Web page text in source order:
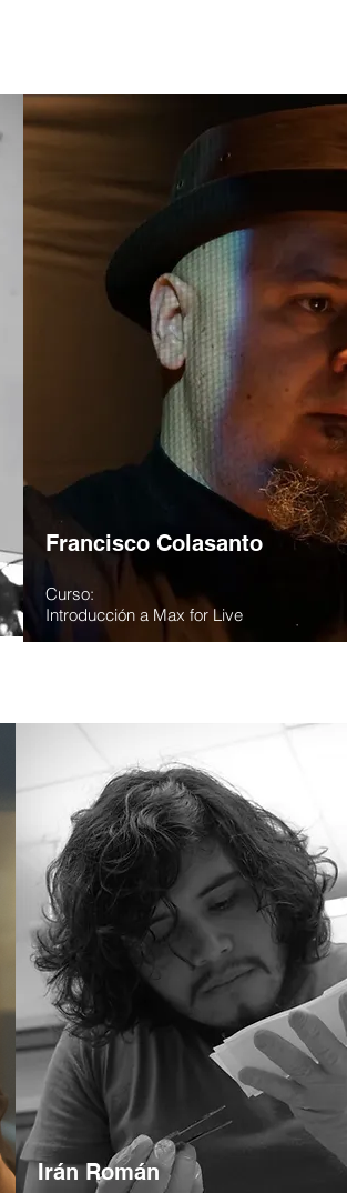
Francisco Colasanto
Curso:
Introducción a Max for Live
Irán Román